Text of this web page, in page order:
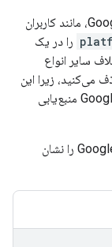
برای پر کردن آیتم‌ها از منابع داده Google Workspace، مانند کاربران
را در یک
سایر انواع
می‌کنید، زیرا این
آیتم‌های انتخابی به صورت پویا از Google Workspace منبع‌یابی
کد زیر یک منوی کشویی از کاربران Google Workspace را نشان